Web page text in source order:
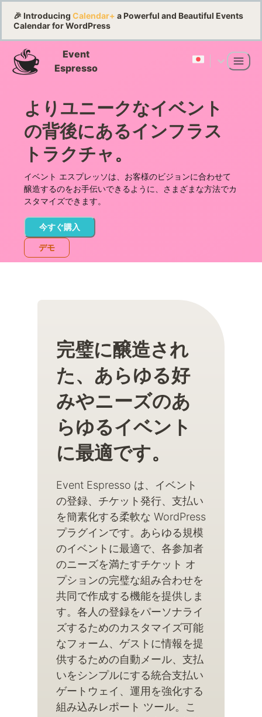
🎉 Introducing Calendar+ a Powerful and Beautiful Events
Calendar for WordPress
Event
Espresso
よりユニークなイベント
の背後にあるインフラス
トラクチャ。
イベント エスプレッソは、お客様のビジョンに合わせて
醸造するのをお手伝いできるように、さまざまな方法でカ
スタマイズできます。
今すぐ購入
デモ
完璧に醸造され
た、あらゆる好
みやニーズのあ
らゆるイベント
に最適です。
Event Espresso は、イベント
の登録、チケット発行、支払い
を簡素化する柔軟な WordPress
プラグインです。あらゆる規模
のイベントに最適で、各参加者
のニーズを満たすチケット オ
プションの完璧な組み合わせを
共同で作成する機能を提供しま
す。各人の登録をパーソナライ
ズするためのカスタマイズ可能
なフォーム、ゲストに情報を提
供するための自動メール、支払
いをシンプルにする統合支払い
ゲートウェイ、運用を強化する
組み込みレポート ツール。こ